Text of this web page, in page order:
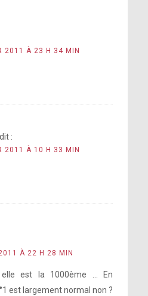
2011 À 23 H 34 MIN
dit :
2011 À 10 H 33 MIN
À 22 H 28 MIN
est la 1000ème … En
est largement normal non ?